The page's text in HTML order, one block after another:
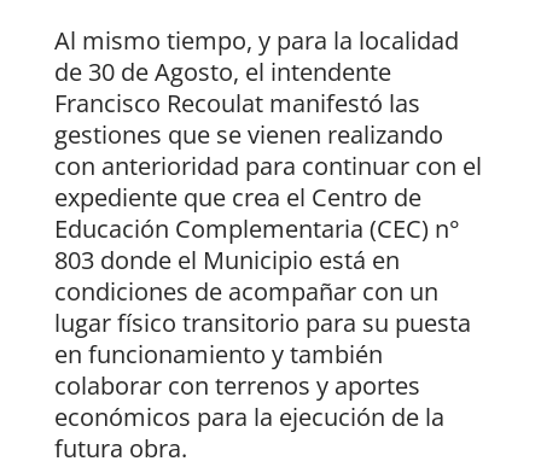
Al mismo tiempo, y para la localidad
de 30 de Agosto, el intendente
Francisco Recoulat manifestó las
gestiones que se vienen realizando
con anterioridad para continuar con el
expediente que crea el Centro de
Educación Complementaria (CEC) n°
803 donde el Municipio está en
condiciones de acompañar con un
lugar físico transitorio para su puesta
en funcionamiento y también
colaborar con terrenos y aportes
económicos para la ejecución de la
futura obra.